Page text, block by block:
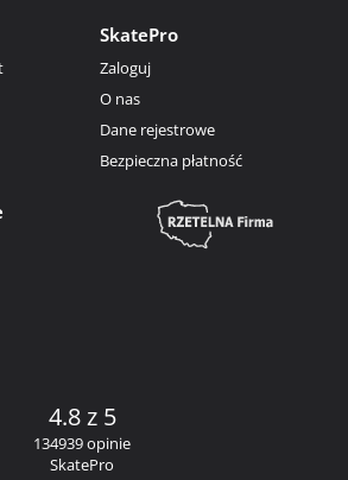
SkatePro
Zaloguj
O nas
Dane rejestrowe
Bezpieczna płatność
4.8 z 5
134939 opinie
SkatePro